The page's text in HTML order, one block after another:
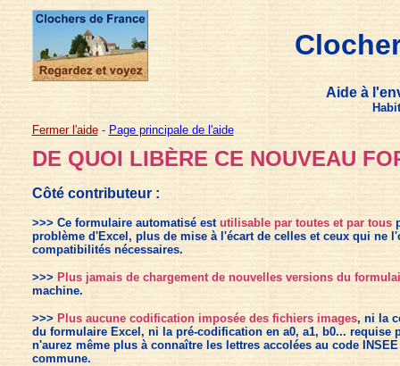
Aide à
Fermer l'aide- Page principale de l'aide
DE QUOI LIBÈRE CE NOUVEAU
Côté contributeur :
>>> Ce formulaire automatisé est utilisable par toutes et par tous
problème d'Excel, plus de mise à l'écart de celles et ceux qui ne
compatibilités nécessaires.
>>> Plus jamais de chargement de nouvelles versions du
machine.
>>> Plus aucune codification imposée des fichiers images, ni la
du formulaire Excel, ni la pré-codification en a0, a1, b0...
n'aurez même plus à connaître les lettres accolées au code
commune.